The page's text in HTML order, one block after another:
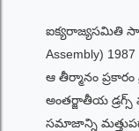
ఐక్యరాజ్యసమితి
Assembly)
ఆ తీర్మానం
అంతర్జాతీయ డ్రగ్స్
సమాజాన్ని